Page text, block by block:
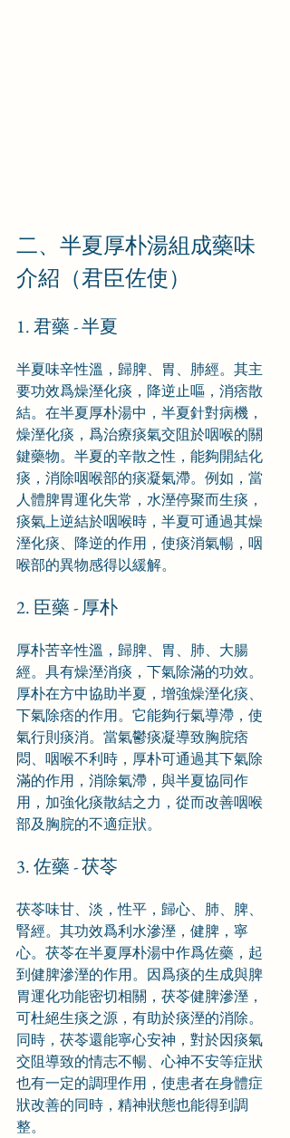
二、半夏厚朴湯組成藥味
介紹（君臣佐使）
1. 君藥 - 半夏
半夏味辛性溫，歸脾、胃、肺經。其主
要功效爲燥溼化痰，降逆止嘔，消痞散
結。在半夏厚朴湯中，半夏針對病機，
燥溼化痰，爲治療痰氣交阻於咽喉的關
鍵藥物。半夏的辛散之性，能夠開結化
痰，消除咽喉部的痰凝氣滯。例如，當
人體脾胃運化失常，水溼停聚而生痰，
痰氣上逆結於咽喉時，半夏可通過其燥
溼化痰、降逆的作用，使痰消氣暢，咽
喉部的異物感得以緩解。
2. 臣藥 - 厚朴
厚朴苦辛性溫，歸脾、胃、肺、大腸
經。具有燥溼消痰，下氣除滿的功效。
厚朴在方中協助半夏，增強燥溼化痰、
下氣除痞的作用。它能夠行氣導滯，使
氣行則痰消。當氣鬱痰凝導致胸脘痞
悶、咽喉不利時，厚朴可通過其下氣除
滿的作用，消除氣滯，與半夏協同作
用，加強化痰散結之力，從而改善咽喉
部及胸脘的不適症狀。
3. 佐藥 - 茯苓
茯苓味甘、淡，性平，歸心、肺、脾、
腎經。其功效爲利水滲溼，健脾，寧
心。茯苓在半夏厚朴湯中作爲佐藥，起
到健脾滲溼的作用。因爲痰的生成與脾
胃運化功能密切相關，茯苓健脾滲溼，
可杜絕生痰之源，有助於痰溼的消除。
同時，茯苓還能寧心安神，對於因痰氣
交阻導致的情志不暢、心神不安等症狀
也有一定的調理作用，使患者在身體症
狀改善的同時，精神狀態也能得到調
整。